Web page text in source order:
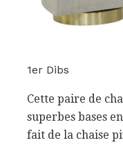
1er Dibs
Cette paire de
superbes bases
fait de la chaise